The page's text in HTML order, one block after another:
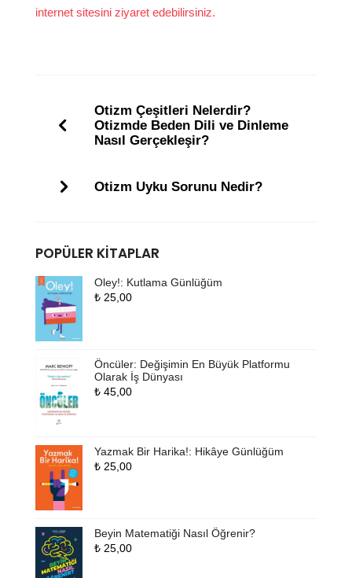
internet sitesini ziyaret edebilirsiniz.
Otizm Çeşitleri Nelerdir?
Otizmde Beden Dili ve Dinleme
Nasıl Gerçekleşir?
Otizm Uyku Sorunu Nedir?
POPÜLER KITAPLAR
Oley!: Kutlama Günlüğüm
₺25,00
Öncüler: Değişimin En Büyük Platformu
Olarak İş Dünyası
₺45,00
Yazmak Bir Harika!: Hikâye Günlüğüm
₺25,00
Beyin Matematiği Nasıl Öğrenir?
₺25,00